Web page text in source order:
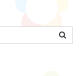
Hledat